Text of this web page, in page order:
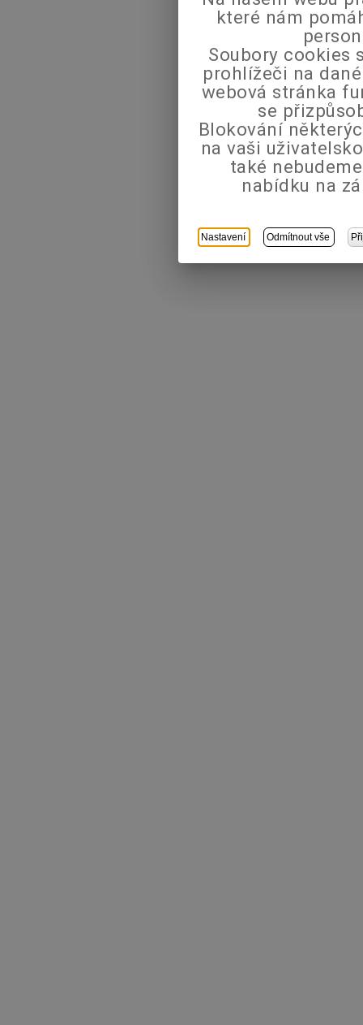
které nám
Soubory cookies
prohlížeči na
webová stránka
se
Blokování
na vaši
také
nabídku na
Nastavení Odmítnout vše